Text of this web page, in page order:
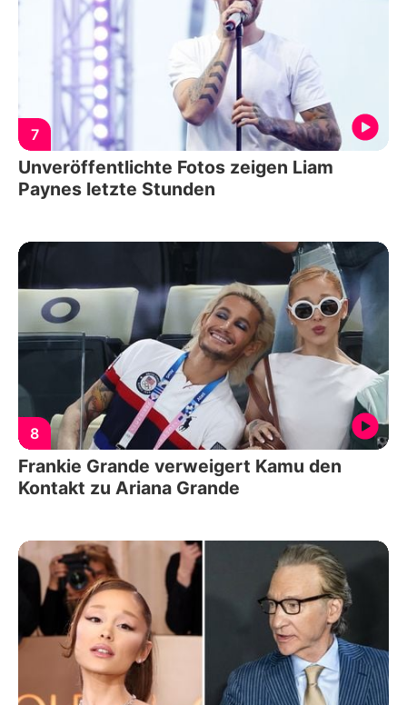
7
Unveröffentlichte Fotos zeigen Liam
Paynes letzte Stunden
8
Frankie Grande verweigert Kamu den
Kontakt zu Ariana Grande